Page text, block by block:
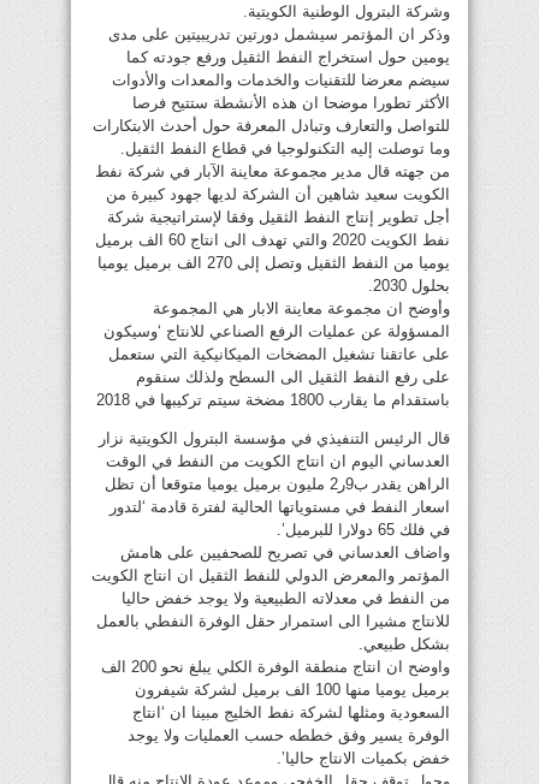
وشركة البترول الوطنية الكويتية.
وذكر ان المؤتمر سيشمل دورتين تدريبيتين على مدى
يومين حول استخراج النفط الثقيل ورفع جودته كما
سيضم معرضا للتقنيات والخدمات والمعدات والأدوات
الأكثر تطورا موضحا ان هذه الأنشطة ستتيح فرصا
للتواصل والتعارف وتبادل المعرفة حول أحدث الابتكارات
وما توصلت إليه التكنولوجيا في قطاع النفط الثقيل.
من جهته قال مدير مجموعة معاينة الآبار في شركة نفط
الكويت سعيد شاهين أن الشركة لديها جهود كبيرة من
أجل تطوير إنتاج النفط الثقيل وفقا لإستراتيجية شركة
نفط الكويت 2020 والتي تهدف الى انتاج 60 الف برميل
يوميا من النفط الثقيل وتصل إلى 270 الف برميل يوميا
بحلول 2030.
وأوضح ان مجموعة معاينة الابار هي المجموعة
المسؤولة عن عمليات الرفع الصناعي للانتاج ‘وسيكون
على عاتقنا تشغيل المضخات الميكانيكية التي ستعمل
على رفع النفط الثقيل الى السطح ولذلك سنقوم
باستقدام ما يقارب 1800 مضخة سيتم تركيبها في 2018
قال الرئيس التنفيذي في مؤسسة البترول الكويتية نزار
العدساني اليوم ان انتاج الكويت من النفط في الوقت
الراهن يقدر ب9ر2 مليون برميل يوميا متوقعا أن تظل
اسعار النفط في مستوياتها الحالية لفترة قادمة ‘لتدور
في فلك 65 دولارا للبرميل’.
واضاف العدساني في تصريح للصحفيين على هامش
المؤتمر والمعرض الدولي للنفط الثقيل ان انتاج الكويت
من النفط في معدلاته الطبيعية ولا يوجد خفض حاليا
للانتاج مشيرا الى استمرار حقل الوفرة النفطي بالعمل
بشكل طبيعي.
واوضح ان انتاج منطقة الوفرة الكلي يبلغ نحو 200 الف
برميل يوميا منها 100 الف برميل لشركة شيفرون
السعودية ومثلها لشركة نفط الخليج مبينا ان ‘انتاج
الوفرة يسير وفق خططه حسب العمليات ولا يوجد
خفض بكميات الانتاج حاليا’.